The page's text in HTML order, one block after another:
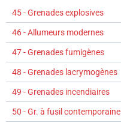
45 - Grenades explosives
46 - Allumeurs modernes
47 - Grenades fumigènes
48 - Grenades lacrymogènes
49 - Grenades incendiaires
50 - Gr. à fusil contemporaine